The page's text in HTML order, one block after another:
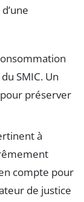
SMIC. Un
préserver
à
compte pour
de justice